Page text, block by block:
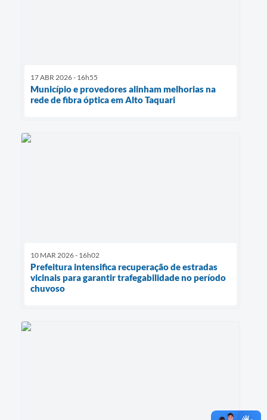
17 ABR 2026 - 16h55
Município e provedores alinham melhorias na
rede de fibra óptica em Alto Taquari
10 MAR 2026 - 16h02
Prefeitura intensifica recuperação de estradas
vicinais para garantir trafegabilidade no período
chuvoso